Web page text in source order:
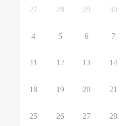
27 28 29 30
4 5 6 7
11 12 13 14
18 19 20 21
25 26 27 28